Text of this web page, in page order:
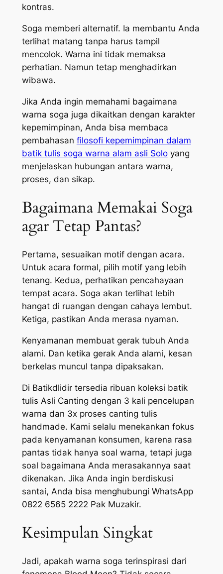
kontras.
Soga memberi alternatif. Ia membantu Anda
terlihat matang tanpa harus tampil
mencolok. Warna ini tidak memaksa
perhatian. Namun tetap menghadirkan
wibawa.
Jika Anda ingin memahami bagaimana
warna soga juga dikaitkan dengan karakter
kepemimpinan, Anda bisa membaca
pembahasan filosofi kepemimpinan dalam
batik tulis soga warna alam asli Soloyang
menjelaskan hubungan antara warna,
proses, dan sikap.
Bagaimana Memakai Soga
agar Tetap Pantas?
Pertama, sesuaikan motif dengan acara.
Untuk acara formal, pilih motif yang lebih
tenang. Kedua, perhatikan pencahayaan
tempat acara. Soga akan terlihat lebih
hangat di ruangan dengan cahaya lembut.
Ketiga, pastikan Anda merasa nyaman.
Kenyamanan membuat gerak tubuh Anda
alami. Dan ketika gerak Anda alami, kesan
berkelas muncul tanpa dipaksakan.
Di Batikdlidir tersedia ribuan koleksi batik
tulis Asli Canting dengan 3 kali pencelupan
warna dan 3x proses canting tulis
handmade. Kami selalu menekankan fokus
pada kenyamanan konsumen, karena rasa
pantas tidak hanya soal warna, tetapi juga
soal bagaimana Anda merasakannya saat
dikenakan. Jika Anda ingin berdiskusi
santai, Anda bisa menghubungi WhatsApp
0822 6565 2222 Pak Muzakir.
Kesimpulan Singkat
Jadi, apakah warna soga terinspirasi dari